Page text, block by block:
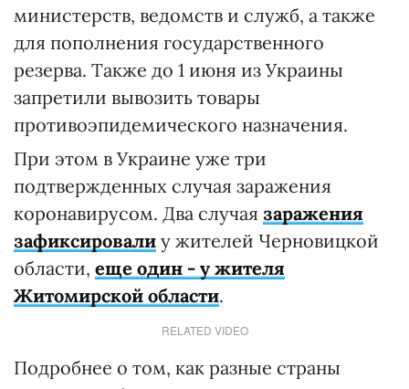
министерств, ведомств и служб, а также
для пополнения государственного
резерва. Также до 1 июня из Украины
запретили вывозить товары
противоэпидемического назначения.
При этом в Украине уже три
подтвержденных случая заражения
коронавирусом. Два случая заражения
зафиксировали у жителей Черновицкой
области, еще один - у жителя
Житомирской области.
RELATED VIDEO
Подробнее о том, как разные страны